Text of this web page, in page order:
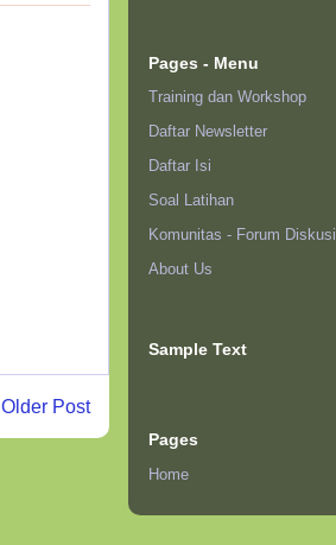
Older Post
Pages - Menu
Training dan Workshop
Daftar Newsletter
Daftar Isi
Soal Latihan
Komunitas - Forum Diskusi
About Us
Sample Text
Pages
Home